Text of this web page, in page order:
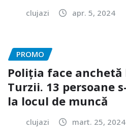
clujazi apr. 5, 2024
PROMO
Poliția face anchetă
Turzii. 13 persoane
la locul de muncă
clujazi mart. 25, 2024